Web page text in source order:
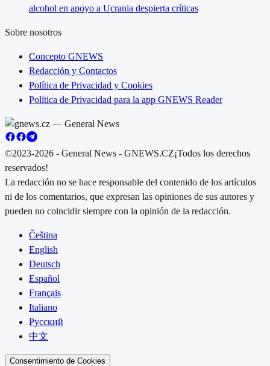
alcohol en apoyo a Ucrania despierta críticas
Sobre nosotros
Concepto GNEWS
Redacción y Contactos
Política de Privacidad y Cookies
Política de Privacidad para la app GNEWS Reader
©2023-2026 - General News - GNEWS.CZ¡Todos los derechos
reservados!
La redacción no se hace responsable del contenido de los artículos
ni de los comentarios, que expresan las opiniones de sus autores y
pueden no coincidir siempre con la opinión de la redacción.
Čeština
English
Deutsch
Español
Français
Italiano
Русский
中文
Consentimiento de Cookies